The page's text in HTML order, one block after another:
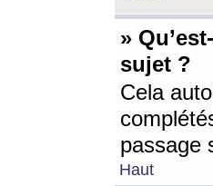
»
sujet ?
Cela
passage
Haut